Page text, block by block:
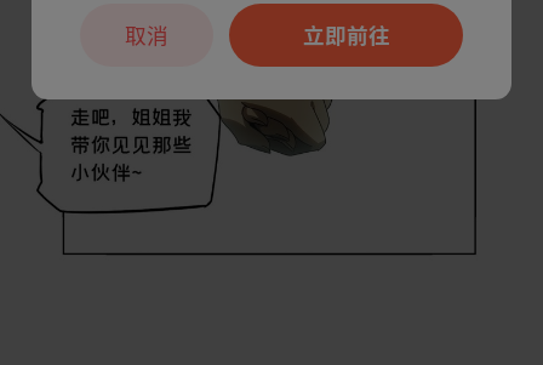
立即前往
取消